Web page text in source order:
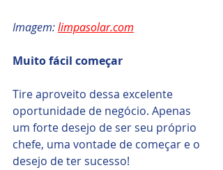
Imagem: limpasolar.com
Muito fácil começar
Tire aproveito dessa excelente
oportunidade de negócio. Apenas
um forte desejo de ser seu próprio
chefe, uma vontade de começar e o
desejo de ter sucesso!